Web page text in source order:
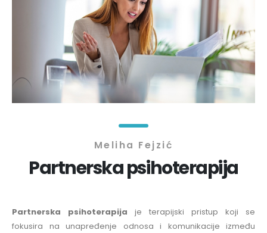
Meliha Fejzić
Partnerska psihoterapija
Partnerska psihoterapija je terapijski pristup koji se
fokusira na unapređenje odnosa i komunikacije između